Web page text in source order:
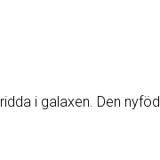
i galaxen. Den